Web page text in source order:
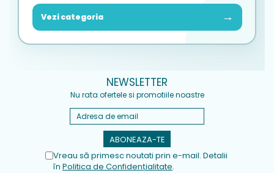
Vezi categoria →
NEWSLETTER
Nu rata ofertele si promotiile noastre
Vreau să primesc noutati prin e-mail. Detalii
în Politica de Confidențialitate.